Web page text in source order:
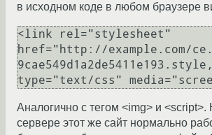
в исходном коде в любом браузере
<link rel="stylesheet"
href="http://example.com/
Аналогично с тегом <img> и <script>.
сервере этот же сайт нормально